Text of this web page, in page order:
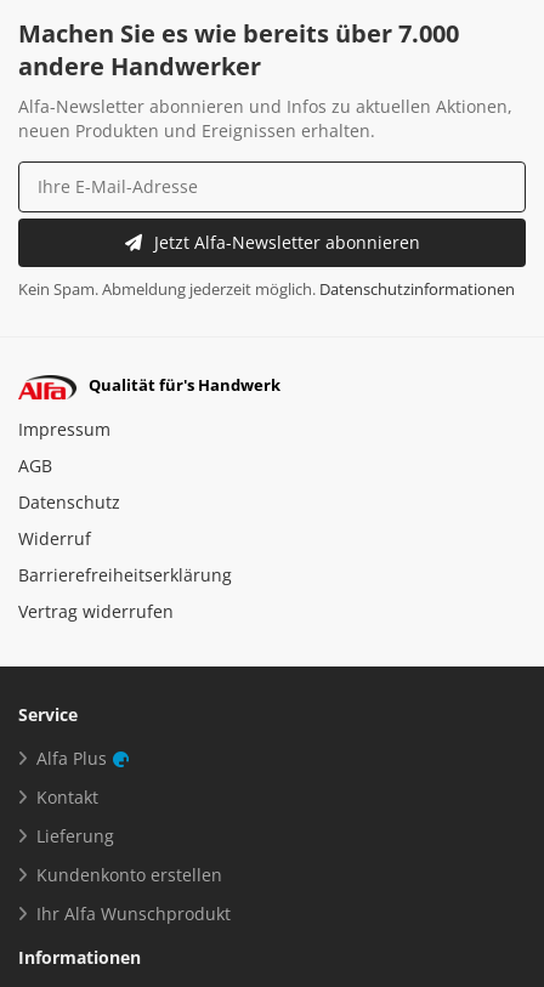
Machen Sie es wie bereits über 7.000
andere Handwerker
Alfa-Newsletter abonnieren und Infos zu aktuellen Aktionen,
neuen Produkten und Ereignissen erhalten.
Jetzt Alfa-Newsletter abonnieren
Kein Spam. Abmeldung jederzeit möglich. Datenschutzinformationen
Qualität für's Handwerk
Impressum
AGB
Datenschutz
Widerruf
Barrierefreiheitserklärung
Vertrag widerrufen
Service
Alfa Plus
Kontakt
Lieferung
Kundenkonto erstellen
Ihr Alfa Wunschprodukt
Informationen